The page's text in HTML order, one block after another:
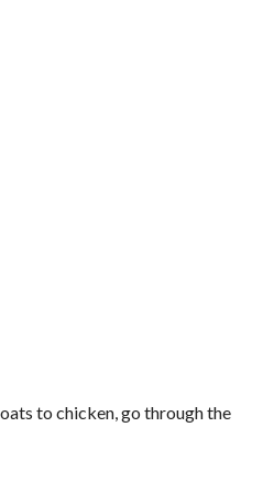
to chicken, go through the